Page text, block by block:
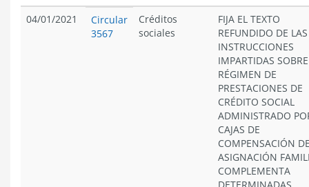
04/01/2021
Circular
3567
Créditos
sociales
FIJA EL TEXTO
REFUNDIDO DE LAS
INSTRUCCIONES
IMPARTIDAS
RÉGIMEN DE
PRESTACIONES DE
CRÉDITO SOCIAL
ADMINISTRADO
CAJAS DE
COMPENSACIÓN
ASIGNACIÓN
COMPLEMENTA